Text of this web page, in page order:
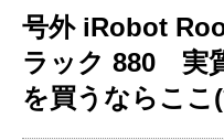
号外 iRobot
ラック 880 実
を買うならここ